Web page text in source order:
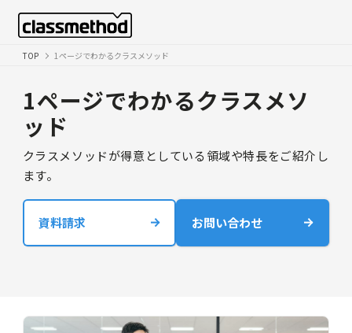
TOP 1ページでわかるクラスメソッド
1ページでわかるクラスメソ
ッド
クラスメソッドが得意としている領域や特長をご紹介し
ます。
資料請求 お問い合わせ